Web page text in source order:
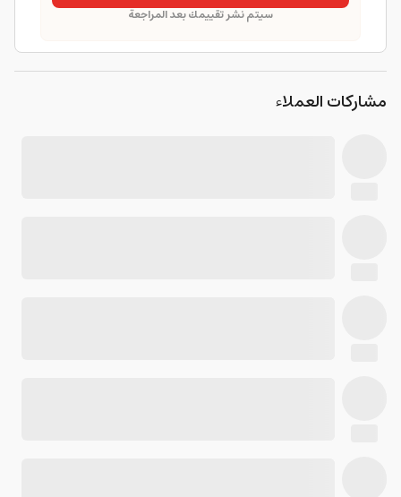
سيتم نشر تقييمك بعد المراجعة
مشاركات العملاء